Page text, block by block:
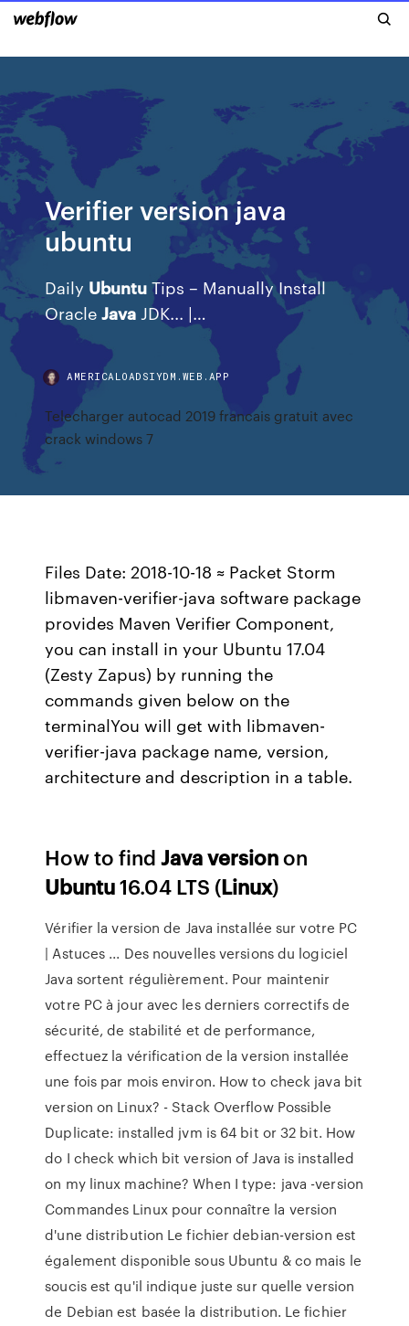
Verifier version java
ubuntu
Daily Ubuntu Tips – Manually Install
OracleJava JDK... |…
AMERICALOADSIYDM.WEB.APP
Telecharger autocad 2019 francais gratuit avec
crack windows 7
Files Date: 2018-10-18 ≈ Packet Storm
libmaven-verifier-java software package
provides Maven Verifier Component,
you can install in your Ubuntu 17.04
(Zesty Zapus) by running the
commands given below on the
terminalYou will get with libmaven-
verifier-java package name, version,
architecture and description in a table.
How to findJavaversionon
Ubuntu16.04 LTS (Linux)
Vérifier la version de Java installée sur votre PC
| Astuces ... Des nouvelles versions du logiciel
Java sortent régulièrement. Pour maintenir
votre PC à jour avec les derniers correctifs de
sécurité, de stabilité et de performance,
effectuez la vérification de la version installée
une fois par mois environ. How to check java bit
version on Linux? - Stack Overflow Possible
Duplicate: installed jvm is 64 bit or 32 bit. How
do I check which bit version of Java is installed
on my linux machine? When I type: java -version
Commandes Linux pour connaître la version
d'une distribution Le fichier debian-version est
également disponible sous Ubuntu & co mais le
soucis est qu'il indique juste sur quelle version
de Debian est basée la distribution. Le fichier